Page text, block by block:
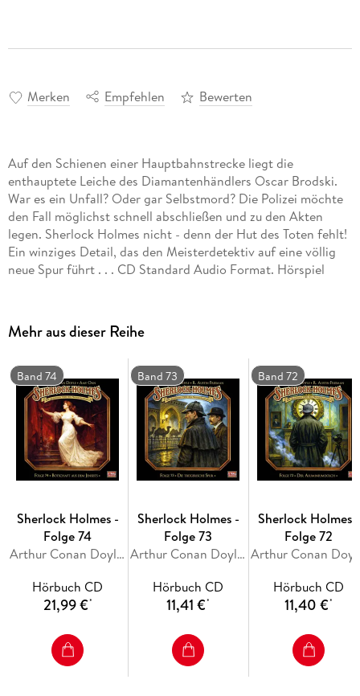
Merken Empfehlen Bewerten
Auf den Schienen einer Hauptbahnstrecke liegt die
enthauptete Leiche des Diamantenhändlers Oscar Brodski.
War es ein Unfall? Oder gar Selbstmord? Die Polizei möchte
den Fall möglichst schnell abschließen und zu den Akten
legen. Sherlock Holmes nicht - denn der Hut des Toten fehlt!
Ein winziges Detail, das den Meisterdetektiv auf eine völlig
neue Spur führt . . . CD Standard Audio Format. Hörspiel
Mehr aus dieser Reihe
Band 74
Sherlock Holmes -
Folge 74
Arthur Conan Doyle, Amy Onn
Hörbuch CD
21,99 €*
Band 73
Sherlock Holmes -
Folge 73
Arthur Conan Doyle, R. Austin Freeman
Hörbuch CD
11,41 €*
Band 72
Sherlock Holmes -
Folge 72
Hörbuch CD
11,40 €*